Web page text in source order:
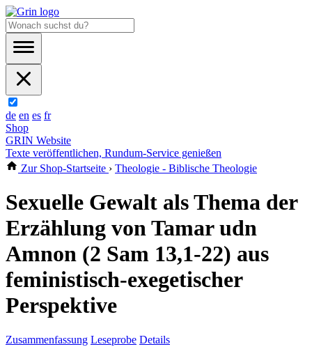
de en es fr
Shop
GRIN Website
Texte veröffentlichen, Rundum-Service genießen
Zur Shop-Startseite › Theologie - Biblische Theologie
Sexuelle Gewalt als Thema der
Erzählung von Tamar udn
Amnon (2 Sam 13,1-22) aus
feministisch-exegetischer
Perspektive
Zusammenfassung Leseprobe Details